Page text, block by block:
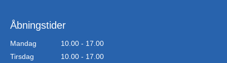
Åbningstider
Mandag
10.00 - 17.00
Tirsdag
10.00 - 17.00